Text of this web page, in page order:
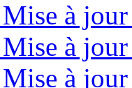
à
à
à